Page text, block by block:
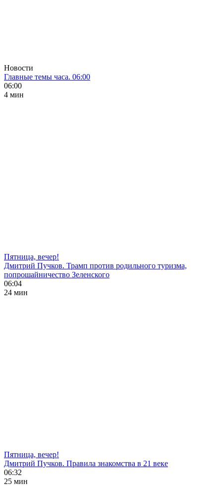
Новости
Главные темы часа. 06:00
06:00
4 мин
Пятница, вечер!
Дмитрий Пучков. Трамп против родильного туризма,
попрошайничество Зеленского
06:04
24 мин
Пятница, вечер!
Дмитрий Пучков. Правила знакомства в 21 веке
06:32
25 мин